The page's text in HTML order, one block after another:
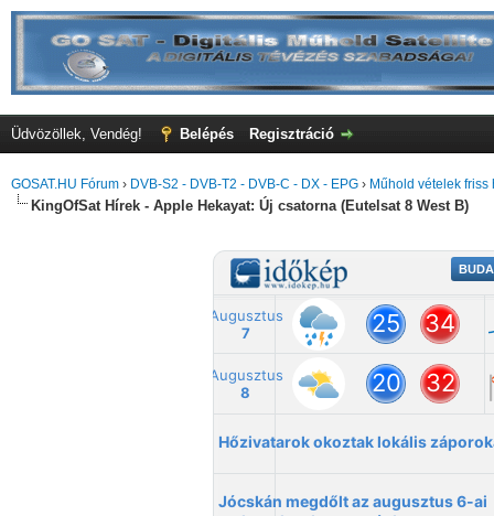
Üdvözöllek, Vendég! Belépés Regisztráció
GOSAT.HU Fórum › DVB-S2 - DVB-T2 - DVB-C - DX - EPG › Műhold vételek friss
KingOfSat Hírek - Apple Hekayat: Új csatorna (Eutelsat 8 West B)